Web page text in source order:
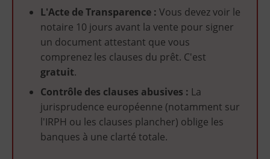
L'Acte de Transparence : Vous devez voir le
notaire 10 jours avant la vente pour signer
un document attestant que vous
comprenez les clauses du prêt. C'est
gratuit.
Contrôle des clauses abusives : La
jurisprudence européenne (notamment sur
l'IRPH ou les clauses plancher) oblige les
banques à une clarté totale.